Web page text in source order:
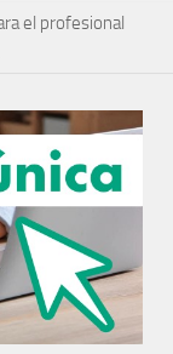
el profesional